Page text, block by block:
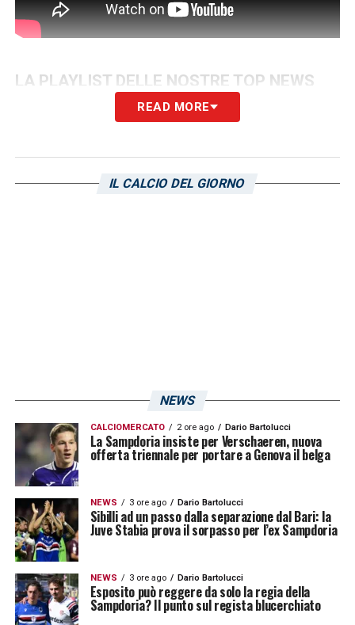
LA PLAYLIST DELLE NOSTRE TOP NEWS
READ MORE
IL CALCIO DEL GIORNO
NEWS
CALCIOMERCATO 2 ore ago Dario Bartolucci
La Sampdoria insiste per Verschaeren, nuova
offerta triennale per portare a Genova il belga
NEWS 3 ore ago Dario Bartolucci
Sibilli ad un passo dalla separazione dal Bari: la
Juve Stabia prova il sorpasso per l’ex Sampdoria
NEWS 3 ore ago Dario Bartolucci
Esposito può reggere da solo la regia della
Sampdoria? Il punto sul regista blucerchiato